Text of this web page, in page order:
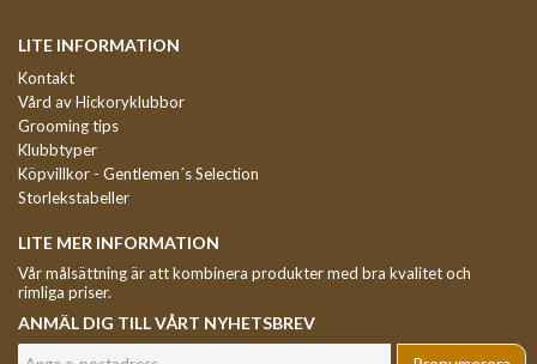
LITE INFORMATION
Kontakt
Vård av Hickoryklubbor
Grooming tips
Klubbtyper
Köpvillkor - Gentlemen´s Selection
Storlekstabeller
LITE MER INFORMATION
Vår målsättning är att kombinera produkter med bra kvalitet och
rimliga priser.
ANMÄL DIG TILL VÅRT NYHETSBREV